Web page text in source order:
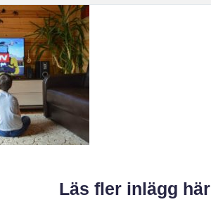
Läs fler inlägg här